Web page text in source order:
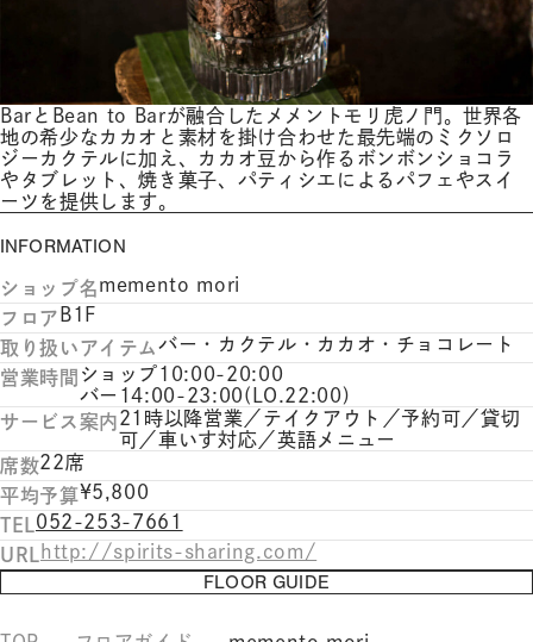
BarとBean to Barが融合したメメントモリ虎ノ門。世界各
地の希少なカカオと素材を掛け合わせた最先端のミクソロ
ジーカクテルに加え、カカオ豆から作るボンボンショコラ
やタブレット、焼き菓子、パティシエによるパフェやスイ
ーツを提供します。
INFORMATION
ショップ名memento mori
フロア B1F
取り扱いアイテムバー・カクテル・カカオ・チョコレート
営業時間 ショップ10:00-20:00
バー14:00-23:00(LO.22:00)
サービス案内21時以降営業／テイクアウト／予約可／貸切
可／車いす対応／英語メニュー
席数22席
平均予算¥5,800
TEL 052-253-7661
URL
http://spirits-sharing.com/
FLOOR GUIDE